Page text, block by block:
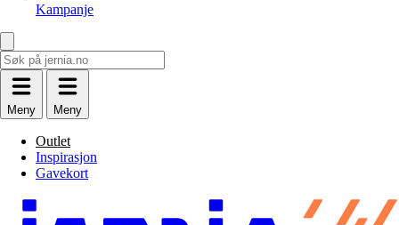
Kampanje
Meny Meny
Outlet
Inspirasjon
Gavekort